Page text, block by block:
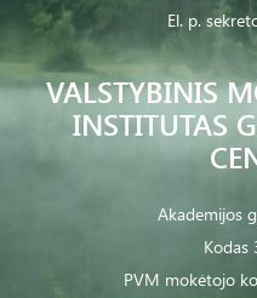
VALSTYBINIS
INSTITUTAS
Akademijos
Kodas
PVM mokėtojo
El. p.